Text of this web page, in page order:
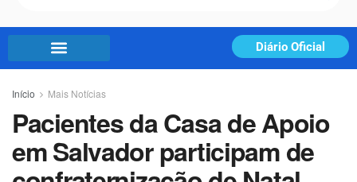
Diário Oficial
Início Mais Notícias
Pacientes da Casa de Apoio
em Salvador participam de